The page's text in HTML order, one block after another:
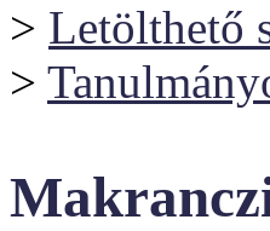
> Letölthető
>